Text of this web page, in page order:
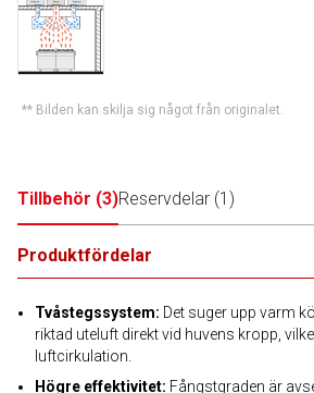
** Bilden kan skilja sig något från originalet.
Tillbehör (3)Reservdelar (1 )
Produktfördelar
Tvåstegssystem: Det suger upp varm
riktad uteluft direkt vid huvens kropp,
luftcirkulation.
Högre effektivitet: Fångstgraden är